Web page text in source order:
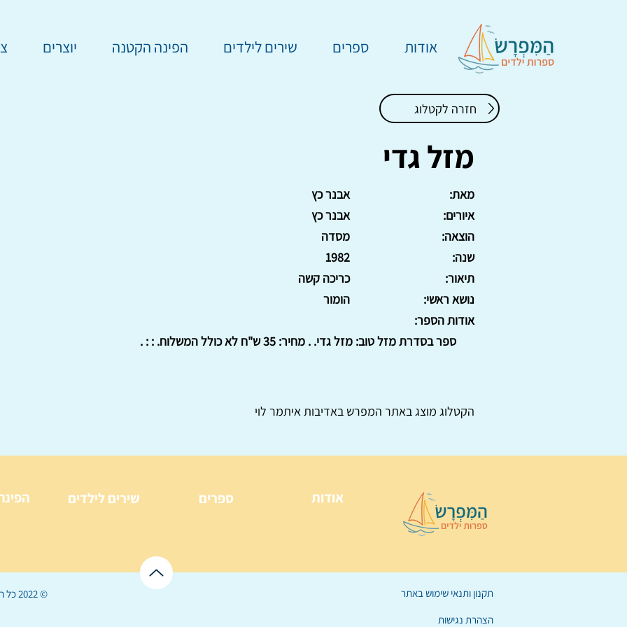
אודות ספרים שירים לילדים הפינה הקטנה יוצרים
חזרה לקטלוג
מזל גדי
אבנר כץ
מאת:
אבנר כץ
איורים:
מסדה
הוצאה:
1982
שנה:
כריכה קשה
תיאור:
הומור
נושא ראשי:
אודות הספר:
ספר בסדרת מזל טוב: מזל גדי. . מחיר: 35 ש"ח לא כולל המשלוח. : : .
הקטלוג מוצג באתר המפרש באדיבות איתמר לוי
שירים לילדים ספרים אודות
© 2022 כל הזכויות שמורות ל
תקנון ותנאי שימוש באתר
הצהרת נגישות